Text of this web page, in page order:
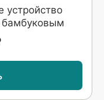
устройство
бамбуковым